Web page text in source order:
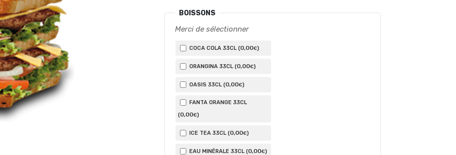
BOISSONS
Merci de sélectionner
COCA COLA 33CL (0,00€)
ORANGINA 33CL (0,00€)
OASIS 33CL (0,00€)
FANTA ORANGE 33CL
(0,00€)
ICE TEA 33CL (0,00€)
EAU MINÉRALE 33CL (0,00€)